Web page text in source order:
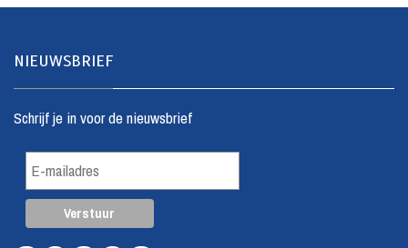
NIEUWSBRIEF
Schrijf je in voor de nieuwsbrief